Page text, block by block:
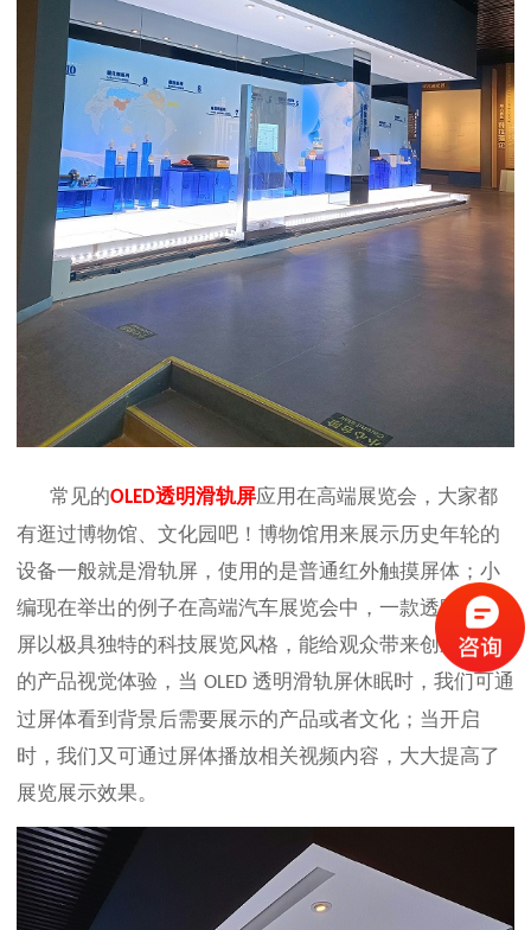
常见的OLED透明滑轨屏应用在高端展览会，大家都
有逛过博物馆、文化园吧！博物馆用来展示历史年轮的
设备一般就是滑轨屏，使用的是普通红外触摸屏体；小
编现在举出的例子在高端汽车展览会中，一款透明滑轨
屏以极具独特的科技展览风格，能给观众带来创新前卫
的产品视觉体验，当 OLED 透明滑轨屏休眠时，我们可通
过屏体看到背景后需要展示的产品或者文化；当开启
时，我们又可通过屏体播放相关视频内容，大大提高了
展览展示效果。